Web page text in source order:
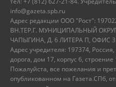
info@gazeta.spb.ru
Адрес редакции ООО "Рост":
ВН.ТЕР.Г. МУНИЦИПАЛЬНЫЙ
ЧАПЫГИНА, Д. 6 ЛИТЕРА П, ОФИС
Адрес учредителя: 197374,
дорога, дом 17, корпус 6,
Пожалуйста, все пожелания и
опубликованном на Газета.СПб,